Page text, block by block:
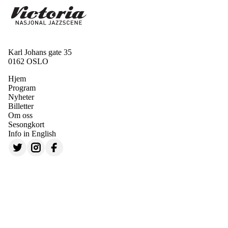
Karl Johans gate 35
0162 OSLO
Hjem
Program
Nyheter
Billetter
Om oss
Sesongkort
Info in English